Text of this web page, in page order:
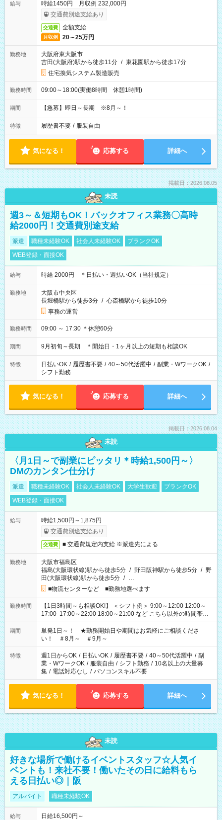
給与
時給1450円 月収例 232,000円
交通費別途支給あり
交通費 全額支給
月収例 20～25万円
勤務地
大阪府東大阪市
吉田(大阪府)駅から徒歩11分 / 東花園駅から徒歩17分
住宅換気システム製造販売
勤務時間 09:00～18:00(実働8時間 休憩1時間)
期間 【急募】即日～長期 ※8月～！
特徴 履歴書不要 / 服装自由
気になる！ 応募する 詳細へ
掲載日：2026.08.05
未読
週3～＆短期もOK！バックオフィス業務〇高時
給2000円！交通費別途支給
派遣 職種未経験OK 社会人未経験OK
ブランクOK
WEB登録・面接OK
給与 時給 2000円 ＊日払い・週払いOK（当社規定）
勤務地
大阪市中央区
長堀橋駅から徒歩3分 / 心斎橋駅から徒歩10分
事務の運営
勤務時間 09:00 ～ 17:30 ＊休憩60分
期間 9月初旬～長期 ＊開始日・1ヶ月以上の短期も相談OK
特徴 日払いOK / 履歴書不要 / 40～50代活躍中 / 副業・WワークOK /
シフト勤務
気になる！ 応募する 詳細へ
掲載日：2026.08.04
未読
〈月1日～で副業にピッタリ＊時給1,500円～〉
DMのカンタン仕分け
派遣 職種未経験OK 社会人未経験OK 大学生歓迎
ブランクOK
WEB登録・面接OK
給与
時給1,500円～1,875円
交通費別途支給あり
交通費 ■ 交通費規定内支給 ※派遣先による
勤務地
大阪市福島区
福島(大阪環状線)駅から徒歩5分 / 野田阪神駅から徒歩5分 / 野
田(大阪環状線)駅から徒歩5分 / …
■物流センターなど ■勤務地選べます
勤務時間
【1日3時間～も相談OK!】 ＜シフト例＞ 9:00～12:00 12:00～
17:00 17:00～22:00 18:00～21:00 など こちら以外の時間帯も
お気軽にご相談ください！
期間
単発1日～！ ★勤務開始日や期間はお気軽にご相談くださ
い！ ＃8月～ ＃9月～
特徴 週1日からOK / 日払いOK / 履歴書不要 / 40～50代活躍中 / 副
業・WワークOK / 服装自由 / シフト勤務 / 10名以上の大量募
集 / 電話対応なし / パソコンスキル不要
気になる！ 応募する 詳細へ
未読
好きな場所で働けるイベントスタッフ☆人気イ
ベントも！来社不要！働いたその日に給料もら
える日払い◎｜阪
アルバイト 職種未経験OK
給与
日給16,500円～